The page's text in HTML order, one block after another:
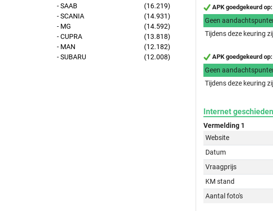
- SAAB
(16.219)
- SCANIA
(14.931)
- MG
(14.592)
- CUPRA
(13.818)
- MAN
(12.182)
- SUBARU
(12.008)
APK goedgekeurd
Geen
Tijdens deze keuring
APK goedgekeurd
Geen
Tijdens deze keuring
Internet
Vermelding 1
Website
Datum
Vraagprijs
KM stand
Aantal foto's